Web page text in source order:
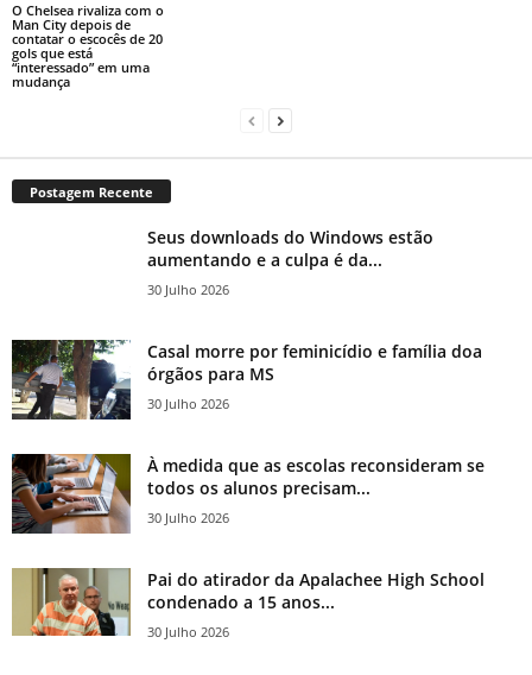
O Chelsea rivaliza com o
Man City depois de
contatar o escocês de 20
gols que está
“interessado” em uma
mudança
Postagem Recente
Seus downloads do Windows estão
aumentando e a culpa é da...
30 Julho 2026
Casal morre por feminicídio e família doa
órgãos para MS
30 Julho 2026
À medida que as escolas reconsideram se
todos os alunos precisam...
30 Julho 2026
Pai do atirador da Apalachee High School
condenado a 15 anos...
30 Julho 2026